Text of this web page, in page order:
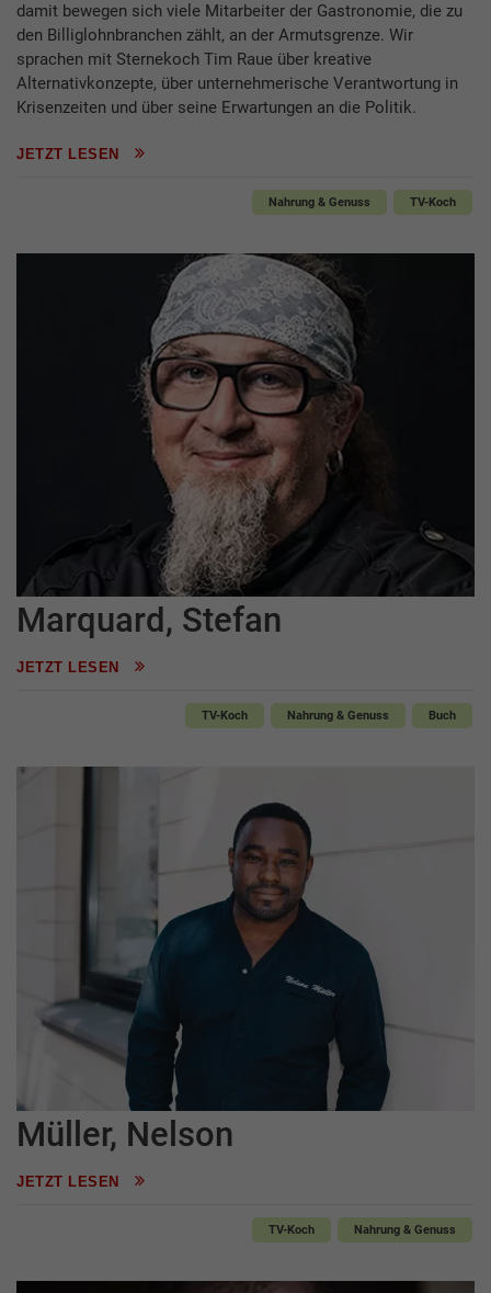
damit bewegen sich viele Mitarbeiter der Gastronomie, die zu
den Billiglohnbranchen zählt, an der Armutsgrenze. Wir
sprachen mit Sternekoch Tim Raue über kreative
Alternativkonzepte, über unternehmerische Verantwortung in
Krisenzeiten und über seine Erwartungen an die Politik.
JETZT LESEN
Nahrung & Genuss TV-Koch
Marquard, Stefan
JETZT LESEN
TV-Koch Nahrung & Genuss Buch
Müller, Nelson
JETZT LESEN
TV-Koch Nahrung & Genuss